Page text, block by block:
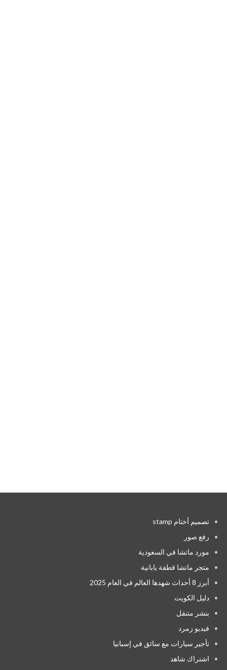
تصميم أختام stamp
رفع صور
مورد ماتشا في السعودية
متجر ماتشا قطفة يابانية
أبرز 8 أحداث شهدها العالم في العام 2025
دليل الكويت
بنشر متنقل
فيديو زمرد
تأجير سيارات مع سائق في إسبانيا
اشتراك شاهد